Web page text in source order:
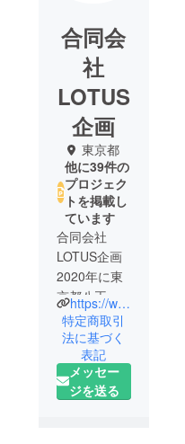
合同会
社
LOTUS
企画
東京都
他に39件の
プロジェク
トを掲載し
ています
合同会社
LOTUS企画
2020年に東
京都八王子
市で創業し
ました。
CAMPFIRE
でのプロ
ジェクトを
https://www.lotus-kikaku.com/
特定商取引
法に基づく
表記
メッセー
ジを送る